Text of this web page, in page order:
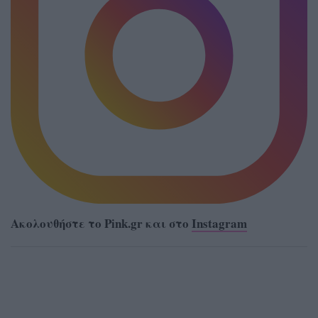
Ακολουθήστε το Pink.gr και στο Instagram